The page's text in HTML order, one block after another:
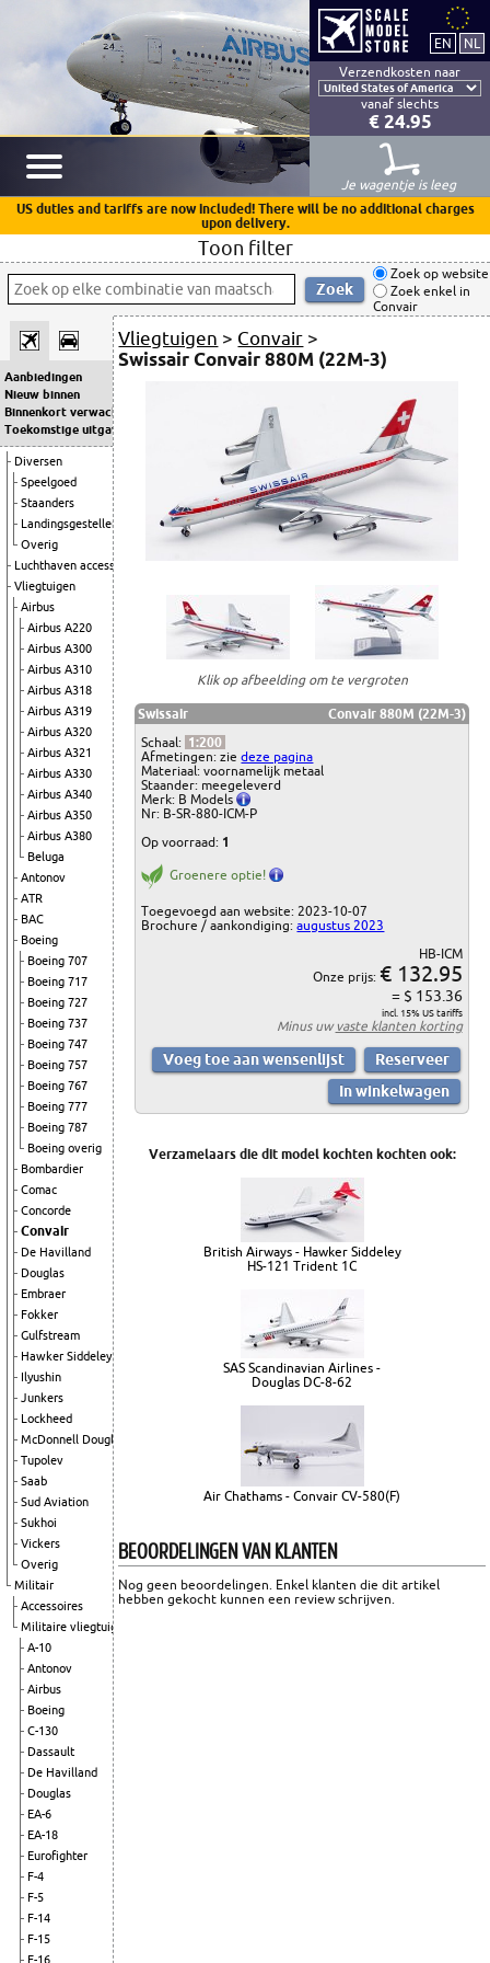
Verzendkosten naar
vanaf slechts
€ 24.95
Je wagentje is leeg
US duties and tariffs are now included! There will be no additional charges
upon delivery.
Toon filter
Zoek op website
Zoek enkel in
Convair
Aanbiedingen
Nieuw binnen
Binnenkort verwacht
Toekomstige uitgaven
Diversen
Speelgoed
Staanders
Landingsgestellen
Overig
Luchthaven accessoires
Vliegtuigen
Airbus
Airbus A220
Airbus A300
Airbus A310
Airbus A318
Airbus A319
Airbus A320
Airbus A321
Airbus A330
Airbus A340
Airbus A350
Airbus A380
Beluga
Antonov
ATR
BAC
Boeing
Boeing 707
Boeing 717
Boeing 727
Boeing 737
Boeing 747
Boeing 757
Boeing 767
Boeing 777
Boeing 787
Boeing overig
Bombardier
Comac
Concorde
Convair
De Havilland
Douglas
Embraer
Fokker
Gulfstream
Hawker Siddeley
Ilyushin
Junkers
Lockheed
McDonnell Douglas
Tupolev
Saab
Sud Aviation
Sukhoi
Vickers
Overig
Militair
Accessoires
Militaire vliegtuigen
A-10
Antonov
Airbus
Boeing
C-130
Dassault
De Havilland
Douglas
EA-6
EA-18
Eurofighter
F-4
F-5
F-14
F-15
F-16
Vliegtuigen > Convair >
Swissair Convair 880M (22M-3)
Klik op afbeelding om te vergroten
Swissair
Convair 880M (22M-3)
Schaal: 1:200
Afmetingen: ziedeze pagina
Materiaal: voornamelijk metaal
Staander: meegeleverd
Merk: B Models
Nr: B-SR-880-ICM-P
Op voorraad: 1
Groenere optie!
Toegevoegd aan website: 2023-10-07
Brochure / aankondiging:augustus 2023
HB-ICM
Onze prijs: € 132.95
= $ 153.36
incl. 15% US tariffs
Minus uwvaste klanten korting
Verzamelaars die dit model kochten kochten ook:
British Airways - Hawker Siddeley
HS-121 Trident 1C
SAS Scandinavian Airlines -
Douglas DC-8-62
Air Chathams - Convair CV-580(F)
BEOORDELINGEN VAN KLANTEN
Nog geen beoordelingen. Enkel klanten die dit artikel
hebben gekocht kunnen een review schrijven.